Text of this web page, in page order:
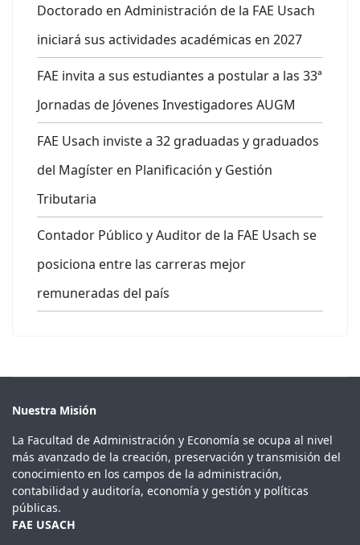
Doctorado en Administración de la FAE Usach
iniciará sus actividades académicas en 2027
FAE invita a sus estudiantes a postular a las 33ª
Jornadas de Jóvenes Investigadores AUGM
FAE Usach inviste a 32 graduadas y graduados
del Magíster en Planificación y Gestión
Tributaria
Contador Público y Auditor de la FAE Usach se
posiciona entre las carreras mejor
remuneradas del país
Nuestra Misión
La Facultad de Administración y Economía se ocupa al nivel
más avanzado de la creación, preservación y transmisión del
conocimiento en los campos de la administración,
contabilidad y auditoría, economía y gestión y políticas
públicas.
FAE USACH